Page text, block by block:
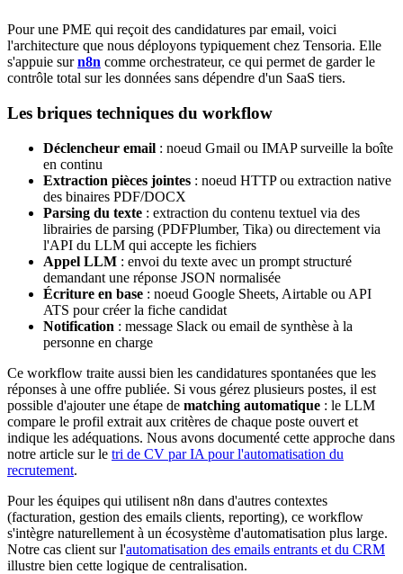
Pour une PME qui reçoit des candidatures par email, voici
l'architecture que nous déployons typiquement chez Tensoria. Elle
s'appuie surn8n comme orchestrateur, ce qui permet de garder le
contrôle total sur les données sans dépendre d'un SaaS tiers.
Les briques techniques du workflow
Déclencheur email : noeud Gmail ou IMAP surveille la boîte
en continu
Extraction pièces jointes : noeud HTTP ou extraction native
des binaires PDF/DOCX
Parsing du texte : extraction du contenu textuel via des
librairies de parsing (PDFPlumber, Tika) ou directement via
l'API du LLM qui accepte les fichiers
Appel LLM : envoi du texte avec un prompt structuré
demandant une réponse JSON normalisée
Écriture en base : noeud Google Sheets, Airtable ou API
ATS pour créer la fiche candidat
Notification : message Slack ou email de synthèse à la
personne en charge
Ce workflow traite aussi bien les candidatures spontanées que les
réponses à une offre publiée. Si vous gérez plusieurs postes, il est
possible d'ajouter une étape de matching automatique : le LLM
compare le profil extrait aux critères de chaque poste ouvert et
indique les adéquations. Nous avons documenté cette approche dans
notre article sur le tri de CV par IA pour l'automatisation du
recrutement.
Pour les équipes qui utilisent n8n dans d'autres contextes
(facturation, gestion des emails clients, reporting), ce workflow
s'intègre naturellement à un écosystème d'automatisation plus large.
Notre cas client sur l'automatisation des emails entrants et du CRM
illustre bien cette logique de centralisation.